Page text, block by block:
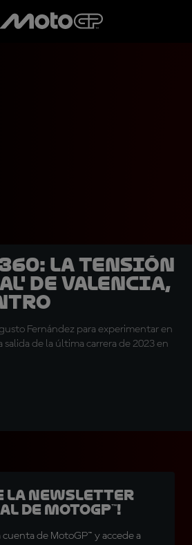
La tensión
de Valencia,
Fernández para experimentar en
salida de la última carrera de 2023 en
la Newsletter
de MotoGP™!
cuenta de MotoGP™ y accede a